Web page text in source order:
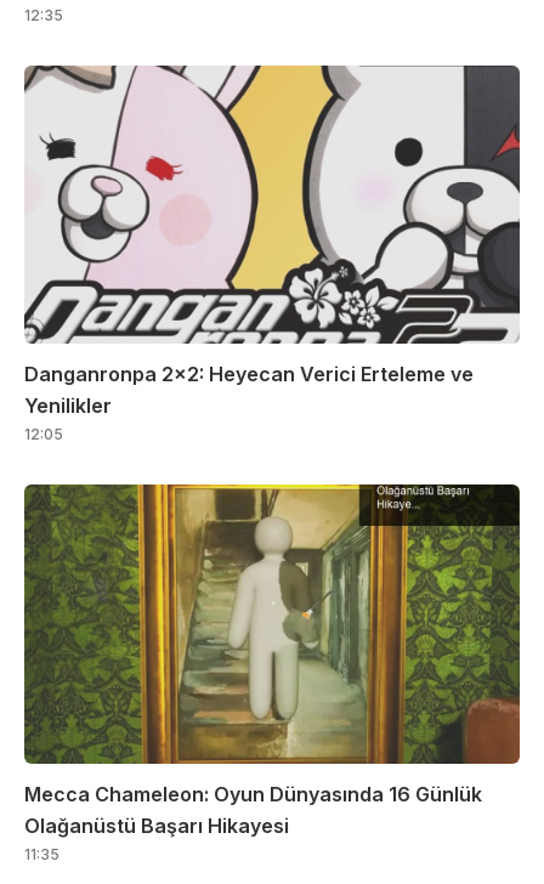
12:35
Danganronpa 2×2: Heyecan Verici Erteleme ve
Yenilikler
12:05
Mecca Chameleon: Oyun Dünyasında 16 Günlük
Olağanüstü Başarı Hikayesi
11:35